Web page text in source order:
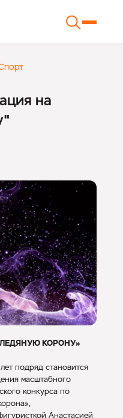
на
КОРОНУ»
подряд становится
масштабного
конкурса по
Анастасией